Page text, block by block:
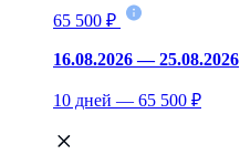
65 500 ₽
16.08.2026 — 25.08.2026
10 дней — 65 500 ₽